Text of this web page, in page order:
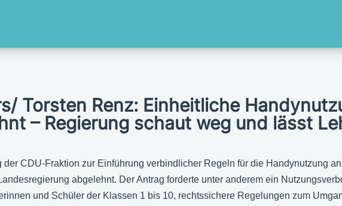
Torsten Renz: Einheitliche
– Regierung schaut weg und lässt
der CDU-Fraktion zur Einführung verbindlicher Regeln für die Handynutzung
abgelehnt. Der Antrag forderte unter anderem ein
und Schüler der Klassen 1 bis 10, rechtssichere Regelungen zum